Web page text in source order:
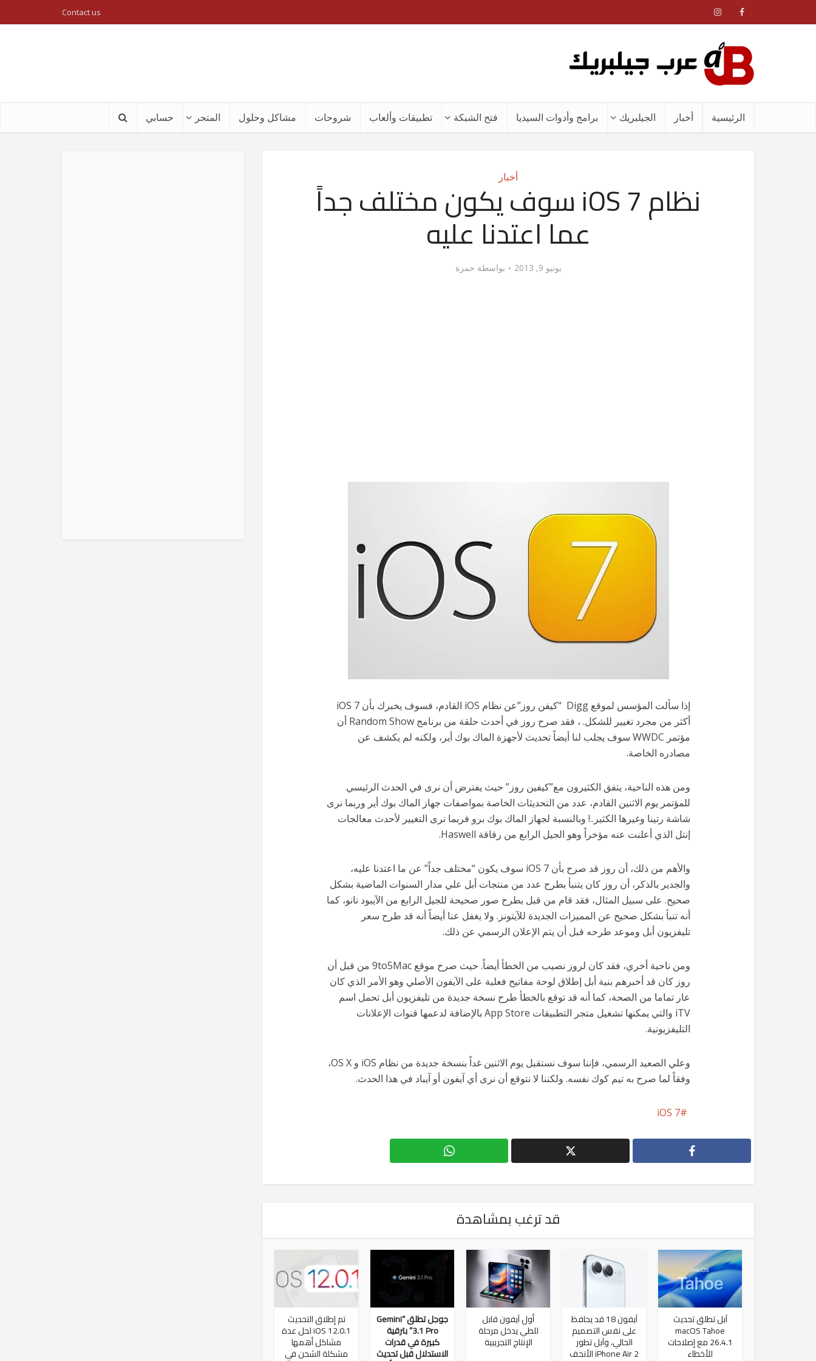
Contact us
الرئيسية أخبار الجيلبريك برامج وأدوات السيديا فتح الشبكة تطبيقات وألعاب شروحات مشاكل وحلول المتجر حسابي
أخبار
نظام iOS 7 سوف يكون مختلف جداً
عما اعتدنا عليه
يونيو 9, 2013 بواسطة حمزة
إذا سألت المؤسس لموقع Digg “كيفن روز”عن نظام iOS القادم، فسوف يخبرك بأن iOS 7
أكثر من مجرد تغيير للشكل. ، فقد صرح روز في أحدث حلقة من برنامج Random Show أن
مؤتمر WWDC سوف يجلب لنا أيضاً تحديث لأجهزة الماك بوك أير، ولكنه لم يكشف عن
مصادره الخاصة.
ومن هذه الناحية، يتفق الكثيرون مع”كيفين روز” حيث يفترض أن نرى في الحدث الرئيسي
للمؤتمر يوم الاثنين القادم، عدد من التحديثات الخاصة بمواصفات جهاز الماك بوك أير وربما نرى
شاشة رتينا وغيرها الكثير..! وبالنسبة لجهاز الماك بوك برو فربما نرى التغيير لأحدث معالجات
إنتل الذي أعلنت عنه مؤخراً وهو الجيل الرابع من رقاقة Haswell.
والأهم من ذلك، أن روز قد صرح بأن iOS 7 سوف يكون “مختلف جداً” عن ما اعتدنا عليه،
والجدير بالذكر، أن روز كان يتنبأ بطرح عدد من منتجات أبل علي مدار السنوات الماضية بشكل
صحيح. على سبيل المثال، فقد قام من قبل بطرح صور صحيحة للجيل الرابع من الآيبود نانو، كما
أنه تنبأ بشكل صحيح عن المميزات الجديدة للآيتونز. ولا يغفل عنا أيضاً أنه قد طرح سعر
تليفزيون أبل وموعد طرحه قبل أن يتم الإعلان الرسمي عن ذلك.
ومن ناحية أخري، فقد كان لروز نصيب من الخطأ أيضاً. حيث صرح موقع 9to5Mac من قبل أن
روز كان قد أخبرهم بنية أبل إطلاق لوحة مفاتيح فعلية على الآيفون الأصلي وهو الأمر الذي كان
عار تماما من الصحة، كما أنه قد توقع بالخطأ طرح نسخة جديدة من تليفزيون أبل تحمل اسم
iTV والتي يمكنها تشغيل متجر التطبيقات App Store بالإضافة لدعمها قنوات الإعلانات
التليفزيونية.
وعلي الصعيد الرسمي، فإننا سوف نستقبل يوم الاثنين غداً بنسخة جديدة من نظام iOS و OS X،
وفقاً لما صرح به تيم كوك نفسه. ولكننا لا نتوقع أن نرى أي آيفون أو آيباد في هذا الحدث.
iOS 7
قد ترغب بمشاهدة
آبل تطلق تحديث
macOS Tahoe
26.4.1 مع إصلاحات
للأخطاء
آيفون 18 قد يحافظ
على نفس التصميم
الحالي، وآبل تطور
iPhone Air 2 الأنحف
أول آيفون قابل
للطي يدخل مرحلة
الإنتاج التجريبية
جوجل تطلق “Gemini
3.1 Pro” بترقية
كبيرة في قدرات
الاستدلال قبل تحديث
تم إطلاق التحديث
iOS 12.0.1 لحل عدة
مشاكل أهمها
مشكلة الشحن في